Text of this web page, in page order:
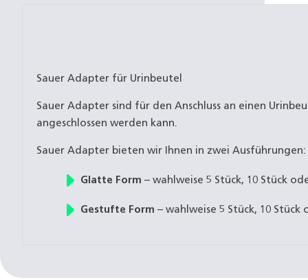
Sauer Adapter für Urinbeutel
Sauer Adapter sind für den Anschluss an einen
angeschlossen werden kann.
Sauer Adapter bieten wir Ihnen in zwei Ausführungen:
Glatte Form – wahlweise 5 Stück, 10 Stück
Gestufte Form – wahlweise 5 Stück, 10